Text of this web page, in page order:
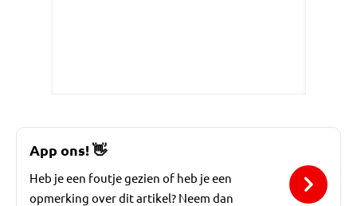
App ons!👋
Heb je een foutje gezien of heb je een
opmerking over dit artikel? Neem dan